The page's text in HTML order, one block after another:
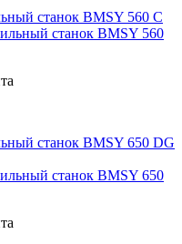
станок BMSY 560 C
станок BMSY 650 DG